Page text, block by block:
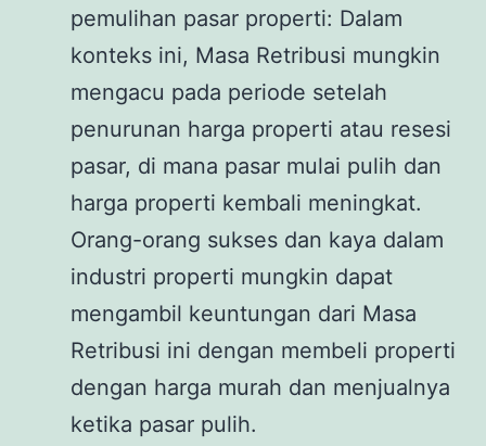
pemulihan pasar properti: Dalam
konteks ini, Masa Retribusi mungkin
mengacu pada periode setelah
penurunan harga properti atau resesi
pasar, di mana pasar mulai pulih dan
harga properti kembali meningkat.
Orang-orang sukses dan kaya dalam
industri properti mungkin dapat
mengambil keuntungan dari Masa
Retribusi ini dengan membeli properti
dengan harga murah dan menjualnya
ketika pasar pulih.